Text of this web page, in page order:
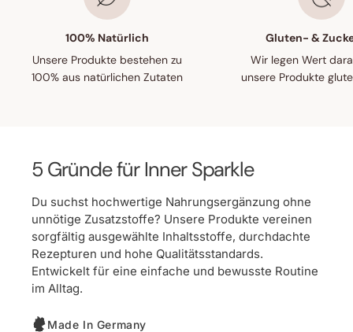
100% Natürlich
Unsere Produkte bestehen zu
100% aus natürlichen Zutaten
Gluten- &
Wir legen Wert
unsere Produkte
5 Gründe für Inner Sparkle
Du suchst hochwertige Nahrungsergänzung ohne
unnötige Zusatzstoffe? Unsere Produkte vereinen
sorgfältig ausgewählte Inhaltsstoffe, durchdachte
Rezepturen und hohe Qualitätsstandards.
Entwickelt für eine einfache und bewusste Routine
im Alltag.
Made In Germany